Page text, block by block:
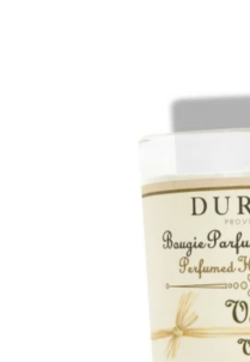
Carafes à eau
Dessous de plat
Boîtes vides
Bocaux vides
Planches à découper